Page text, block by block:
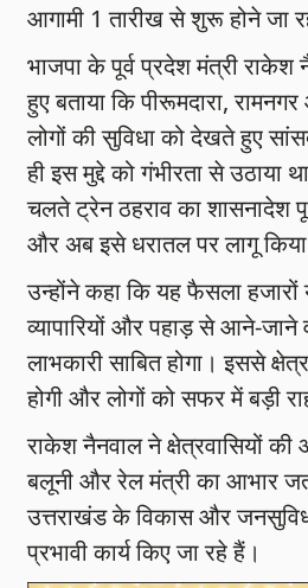
आगामी 1 तारीख से शुरू होने जा
भाजपा के पूर्व प्रदेश मंत्री राकेश
हुए बताया कि पीरूमदारा,
लोगों की सुविधा को देखते हुए
ही इस मुद्दे को गंभीरता से
चलते ट्रेन ठहराव का शासनादेश
और अब इसे धरातल पर लागू किया
उन्होंने कहा कि यह फैसला हजारों
व्यापारियों और पहाड़ से आने-जाने
लाभकारी साबित होगा। इससे
होगी और लोगों को सफर में बड़ी
राकेश नैनवाल ने क्षेत्रवासियों
बलूनी और रेल मंत्री का आभार
उत्तराखंड के विकास और
प्रभावी कार्य किए जा रहे हैं।